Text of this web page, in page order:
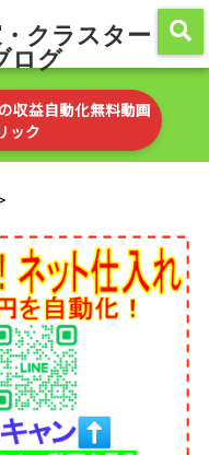
クラスター
ログ
収益自動化無料動画
ック